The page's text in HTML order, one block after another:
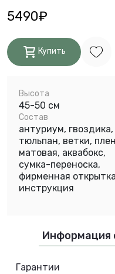
5490₽
Купить
Высота
45-50 см
Состав
антуриум, гвоздика,
тюльпан, ветки,
матовая, аквабокс,
сумка-переноска,
фирменная
инструкция
Информация
Гарантии